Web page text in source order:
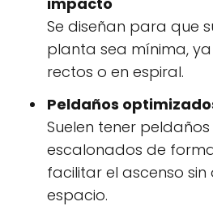
Se diseñan para que
planta sea mínima,
rectos o en espiral.
Peldaños
Suelen tener
escalonados de
facilitar el ascenso
espacio.